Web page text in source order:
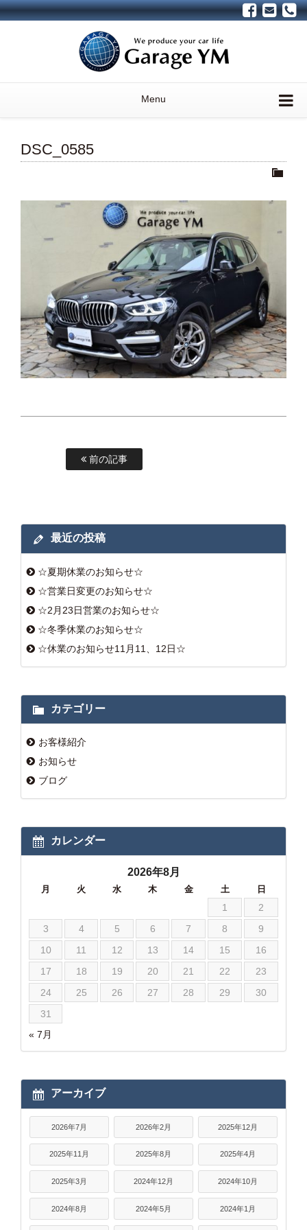
Menu
DSC_0585
前の記事
最近の投稿
☆夏期休業のお知らせ☆
☆営業日変更のお知らせ☆
☆2月23日営業のお知らせ☆
☆冬季休業のお知らせ☆
☆休業のお知らせ11月11、12日☆
カテゴリー
お客様紹介
お知らせ
ブログ
カレンダー
2026年8月
月 火 水 木 金 土 日
« 7月
1
2
3
4 5 6 7 8
9
10
11 12 13 14 15
16
17
18 19 20 21 22
23
24
25 26 27 28 29
30
31
アーカイブ
2026年7月 2026年2月 2025年12月
2025年11月 2025年8月 2025年4月
2025年3月 2024年12月 2024年10月
2024年8月 2024年5月 2024年1月